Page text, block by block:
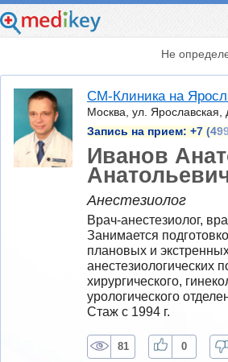
Не
СМ-Клиника на
Москва, ул. Ярославская,
Запись на прием: +7
Иванов
Анестезиолог
Врач-анестезиолог,
Занимается
плановых и
анестезиологических
хирургического,
урологического
Стаж с 1994 г.
81 0